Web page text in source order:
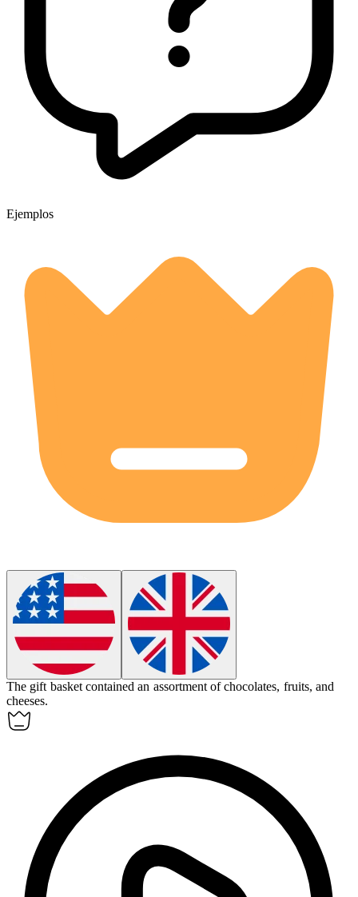
Ejemplos
The gift basket contained an assortment of chocolates, fruits, and
cheeses.